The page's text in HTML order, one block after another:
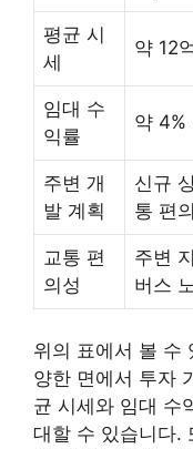
평균 시
세
약 12
임대 수
익률
약 4%
주변 개
발 계획
신규
통 편
교통 편
의성
주변
버스
위의 표에서 볼 수
양한 면에서 투자
균 시세와 임대 수
대할 수 있습니다.